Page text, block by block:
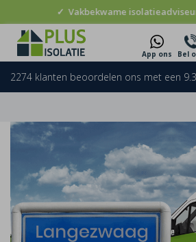
✓ Vakbekwame
App ons Bel
2274 klanten beoordelen ons met een 9.3